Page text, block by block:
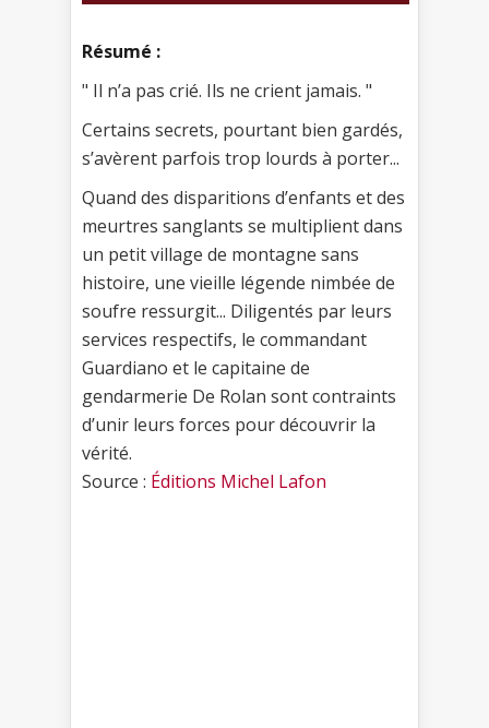
Résumé :
" Il n’a pas crié. Ils ne crient jamais. "
Certains secrets, pourtant bien gardés,
s’avèrent parfois trop lourds à porter...
Quand des disparitions d’enfants et des
meurtres sanglants se multiplient dans
un petit village de montagne sans
histoire, une vieille légende nimbée de
soufre ressurgit... Diligentés par leurs
services respectifs, le commandant
Guardiano et le capitaine de
gendarmerie De Rolan sont contraints
d’unir leurs forces pour découvrir la
vérité.
Source : Éditions Michel Lafon